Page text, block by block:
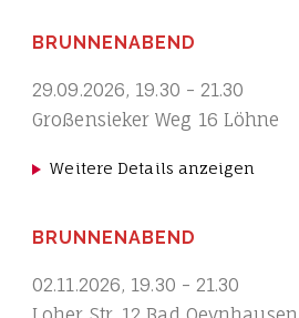
BRUNNENABEND
29.09.2026, 19.30 -21.30
Großensieker Weg 16 Löhne
Weitere Details anzeigen
BRUNNENABEND
02.11.2026, 19.30 -21.30